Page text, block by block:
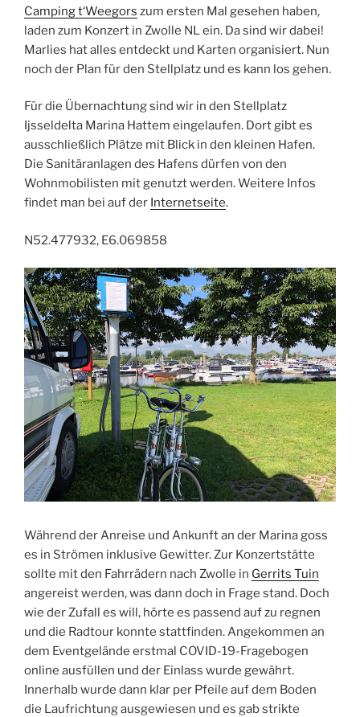
Camping t‘Weegors zum ersten Mal gesehen haben,
laden zum Konzert in Zwolle NL ein. Da sind wir dabei!
Marlies hat alles entdeckt und Karten organisiert. Nun
noch der Plan für den Stellplatz und es kann los gehen.
Für die Übernachtung sind wir in den Stellplatz
Ijsseldelta Marina Hattem eingelaufen. Dort gibt es
ausschließlich Plätze mit Blick in den kleinen Hafen.
Die Sanitäranlagen des Hafens dürfen von den
Wohnmobilisten mit genutzt werden. Weitere Infos
findet man bei auf der Internetseite.
N52.477932, E6.069858
Während der Anreise und Ankunft an der Marina goss
es in Strömen inklusive Gewitter. Zur Konzertstätte
sollte mit den Fahrrädern nach Zwolle in Gerrits Tuin
angereist werden, was dann doch in Frage stand. Doch
wie der Zufall es will, hörte es passend auf zu regnen
und die Radtour konnte stattfinden. Angekommen an
dem Eventgelände erstmal COVID-19-Fragebogen
online ausfüllen und der Einlass wurde gewährt.
Innerhalb wurde dann klar per Pfeile auf dem Boden
die Laufrichtung ausgewiesen und es gab strikte